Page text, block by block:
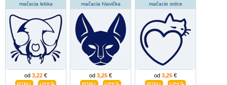
mačacia lebka
od 3,22 €
mačacia hlavička
od 3,25 €
mačacie srdce
od 3,25 €